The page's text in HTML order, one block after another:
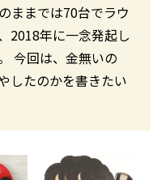
ままでは70台でラウ
2018年に一念発起し
今回は、金無いの
したのかを書きたい